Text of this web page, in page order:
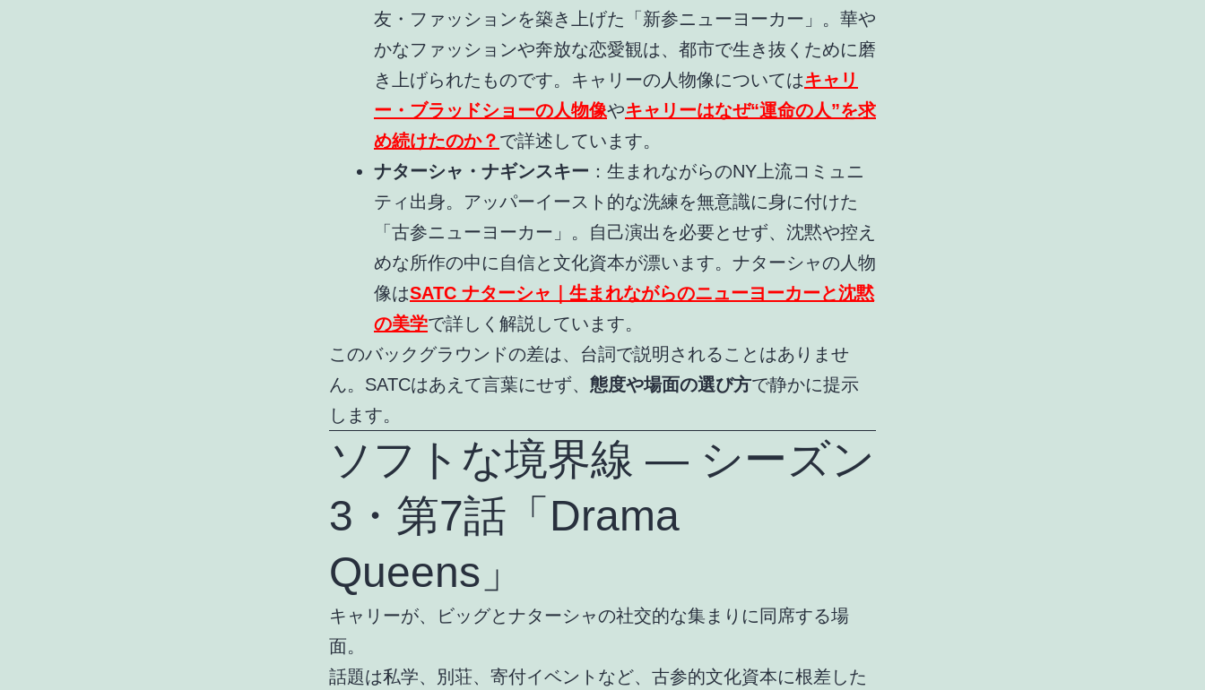
友・ファッションを築き上げた「新参ニューヨーカー」。華や
かなファッションや奔放な恋愛観は、都市で生き抜くために磨
き上げられたものです。キャリーの人物像についてはキャリ
ー・ブラッドショーの人物像やキャリーはなぜ“運命の人”を求
め続けたのか？ で詳述しています。
ナターシャ・ナギンスキー ：生まれながらのNY上流コミュニ
ティ出身。アッパーイースト的な洗練を無意識に身に付けた
「古参ニューヨーカー」。自己演出を必要とせず、沈黙や控え
めな所作の中に自信と文化資本が漂います。ナターシャの人物
像はSATC ナターシャ｜生まれながらのニューヨーカーと沈黙
の美学で詳しく解説しています。
このバックグラウンドの差は、台詞で説明されることはありませ
ん。SATCはあえて言葉にせず、 態度や場面の選び方で静かに提示
します。
ソフトな境界線 ― シーズン
3・第7話「Drama
Queens」
キャリーが、ビッグとナターシャの社交的な集まりに同席する場
面。
話題は私学、別荘、寄付イベントなど、古参的文化資本に根差した